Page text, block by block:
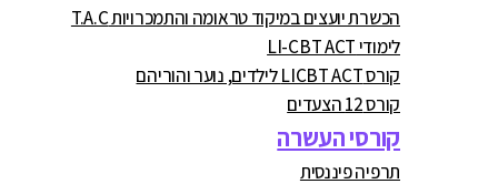
הכשרת יועצים במיקוד טראומה והתמכרויות T.A.C
לימודי LI-CBT ACT
קורס LICBT ACT לילדים, נוער והוריהם
קורס 12 הצעדים
קורסי העשרה
תרפיה פיננסית